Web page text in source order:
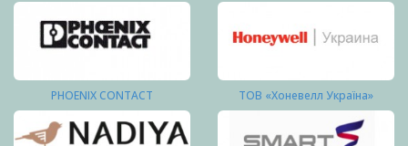
PHOENIX CONTACT ТОВ «Хоневелл Україна»